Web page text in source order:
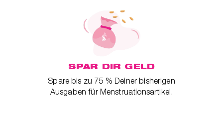
SPAR DIR GELD
Spare bis zu 75 % Deiner bisherigen
Ausgaben für Menstruationsartikel.